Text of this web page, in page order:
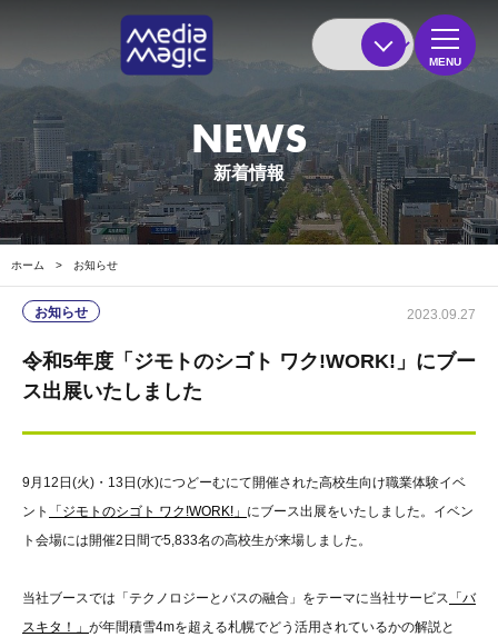
MENU
NEWS
新着情報
ホーム > お知らせ
お知らせ 2023.09.27
令和5年度「ジモトのシゴト ワク!WORK!」にブー
ス出展いたしました
9月12日(火)・13日(水)につどーむにて開催された高校生向け職業体験イベ
ント
「ジモトのシゴト ワク!WORK!」 にブース出展をいたしました。イベン
ト会場には開催2日間で5,833名の高校生が来場しました。
当社ブースでは「テクノロジーとバスの融合」をテーマに当社サービス 「バ
スキタ！」 が年間積雪4mを超える札幌でどう活用されているかの解説と